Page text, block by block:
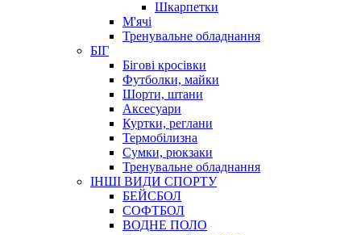
Шкарпетки
М'ячі
Тренувальне обладнання
БІГ
Бігові кросівки
Футболки, майки
Шорти, штани
Аксесуари
Куртки, реглани
Термобілизна
Сумки, рюкзаки
Тренувальне обладнання
ІНШІ ВИДИ СПОРТУ
БЕЙСБОЛ
СОФТБОЛ
ВОДНЕ ПОЛО